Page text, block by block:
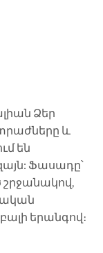
Ձեր
և
են
Ֆասադը՝
երանգով։